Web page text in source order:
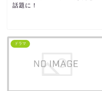
話題に！
ドラマ